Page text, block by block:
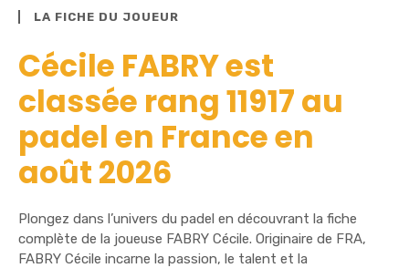
LA FICHE DU JOUEUR
Cécile FABRY est
classée rang 11917 au
padel en France en
août 2026
Plongez dans l’univers du padel en découvrant la fiche
complète de la joueuse FABRY Cécile. Originaire de FRA,
FABRY Cécile incarne la passion, le talent et la